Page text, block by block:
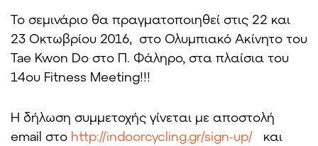
Το σεμινάριο θα πραγματοποιηθεί στις 22 και
23 Οκτωβρίου 2016, στο Ολυμπιακό Ακίνητο του
Tae Kwon Do στο Π. Φάληρο, στα πλαίσια του
14ου Fitness Meeting!!!
Η δήλωση συμμετοχής γίνεται με αποστολή
email στο http://indoorcycling.gr/sign-up/ και